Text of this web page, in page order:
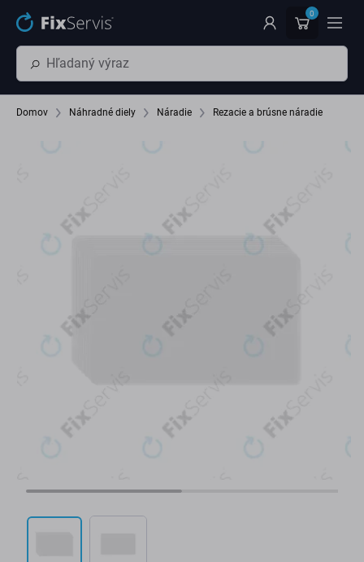
Preskočiť na hlavný obsah 0
Domov Náhradné diely Náradie Rezacie a brúsne náradie